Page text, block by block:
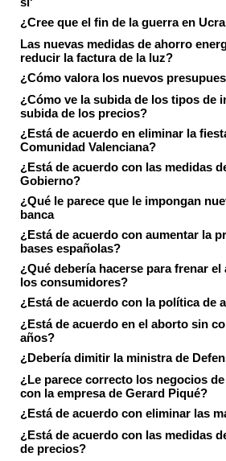
¿Cree que el fin de la guerra en
Las nuevas medidas de ahorro
reducir la factura de la luz?
¿Cómo valora los nuevos
¿Cómo ve la subida de los tipos de
subida de los precios?
¿Está de acuerdo en eliminar la
Comunidad Valenciana?
¿Está de acuerdo con las medidas
Gobierno?
¿Qué le parece que le impongan
banca
¿Está de acuerdo con aumentar la
bases españolas?
¿Qué debería hacerse para frenar
los consumidores?
¿Está de acuerdo con la política de
¿Está de acuerdo en el aborto sin
años?
¿Debería dimitir la ministra de
¿Le parece correcto los negocios
con la empresa de Gerard Piqué?
¿Está de acuerdo con eliminar las
¿Está de acuerdo con las medidas
de precios?